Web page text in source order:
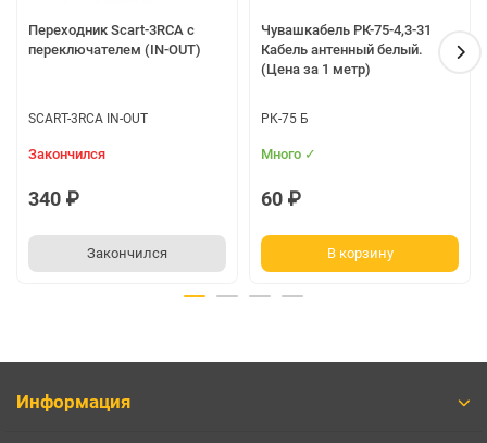
Переходник Scart-3RCA с
переключателем (IN-OUT)
SCART-3RCA IN-OUT
Закончился
340 ₽
Закончился
Чувашкабель РК-75-4,3-31
Кабель антенный белый.
(Цена за 1 метр)
РК-75 Б
Много ✓
60 ₽
В корзину
Информация